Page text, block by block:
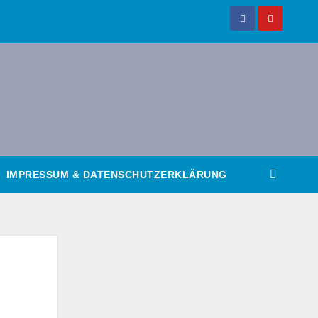
IMPRESSUM & DATENSCHUTZERKLÄRUNG